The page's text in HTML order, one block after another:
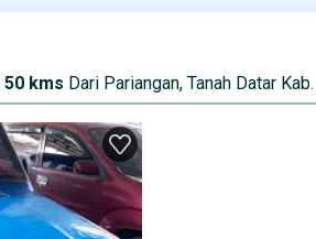
50 kms Dari Pariangan, Tanah Datar Kab.